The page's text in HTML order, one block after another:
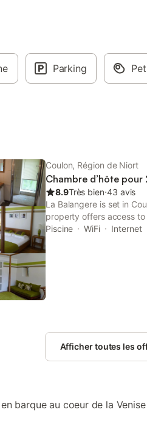
Parking
Coulon, Région de Niort
Chambre d’hôte pour
8.9Très bien⋅43 avis
La Balangere is set in
property offers access
rooms, this property also
Piscine WiFi Internet
Afficher toutes les
barque au coeur de la